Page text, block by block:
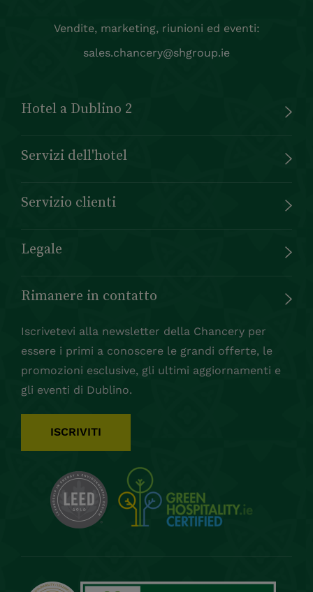
Vendite, marketing, riunioni ed eventi:
sales.chancery@shgroup.ie
Hotel a Dublino 2
Servizi dell'hotel
Servizio clienti
Legale
Rimanere in contatto
Iscrivetevi alla newsletter della Chancery per
essere i primi a conoscere le grandi offerte, le
promozioni esclusive, gli ultimi aggiornamenti e
gli eventi di Dublino.
ISCRIVITI